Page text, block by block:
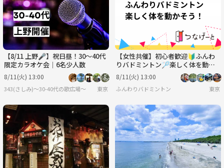
【8/11 上野🎤】祝日昼！30〜40代
限定カラオケ会｜6名少人数
8/11(火) 13:00
343(さしみ)〜30-40代の歌広場〜 東京
【女性共催】初心者歓迎🔰ふんわ
りバドミントン🏸楽しく体を動か
そう！
8/11(火) 13:00
ふんわりバドミントン 東京